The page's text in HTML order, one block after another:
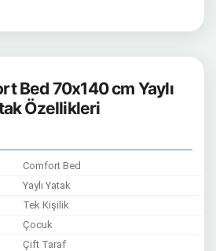
Bed 70x140 cm Yaylı
Özellikleri
Comfort Bed
Yaylı Yatak
Tek Kişilik
Çocuk
Çift Taraf